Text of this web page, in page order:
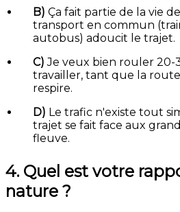
B) Ça fait partie de la vie
transport en commun
autobus) adoucit le trajet.
C) Je veux bien rouler
travailler, tant que la
respire.
D) Le trafic n'existe tout
trajet se fait face aux
fleuve.
4. Quel est votre
nature ?